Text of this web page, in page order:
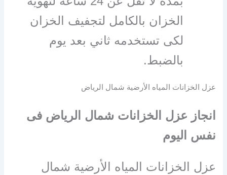
الخزان بالكامل لتجفيف الخزان
لكى تستخدمه ثاني بعد يوم
بالضبط.
عزل الخزانات المياه الأرضية شمال الرياض
انجاز عزل الخزانات شمال الرياض فى
نفس اليوم
عزل الخزانات المياه الأرضية شمال